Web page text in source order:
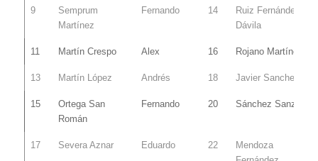
9
Semprum
Martínez
Fernando 14
Ruiz Fernández-
Dávila
11 Martín Crespo Alex 16 Rojano Martínez
13 Martín López Andrés 18 Javier Sanchez
15
Ortega San
Román
Fernando 20 Sánchez Sanz
17 Severa Aznar Eduardo 22
Mendoza